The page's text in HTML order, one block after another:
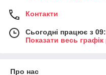
Контакти
Сьогодні працює з
Показати весь
Про нас